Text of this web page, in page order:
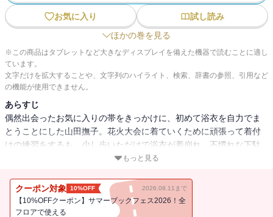
お気に入り
試し読み
ほかの巻を見る
※この商品はタブレットなど大きなディスプレイを備えた機器で読むことに適し
ています。
文字だけを拡大することや、文字列のハイライト、検索、辞書の参照、引用など
の機能が使用できません。
あらすじ
偶然出会ったお気に入りの帯をきっかけに、初めて浴衣を自力でま
とうことにした山田撫子。花火大会に着ていくために頑張って着付
けの練習をするも、少し歩いただけで浴衣が着崩れ、不慣れな下駄
に靴擦れも起こして心が折れそうに……。そんななか落ち込む撫子
れている彼女を前に、自分が恥ずかしくなる撫子だが…？
いつもの街が、今日から少し違って見える。
もっと見る
クーポン対象 10%OFF 2026.08.11まで
【10%OFFクーポン】サマーブックフェス2026！全
フロアで使える